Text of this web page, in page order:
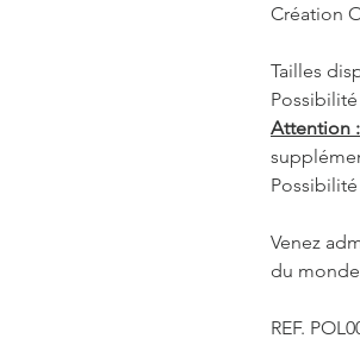
Création
Tailles
Attention :
Venez
du
REF.